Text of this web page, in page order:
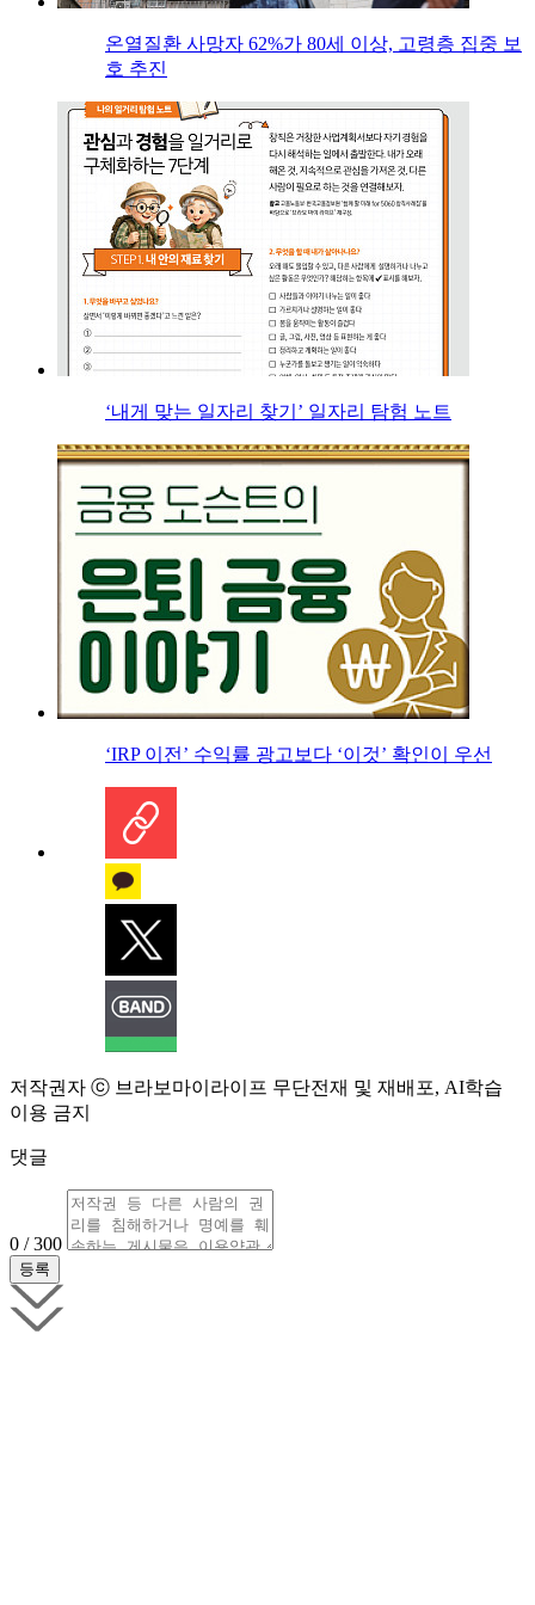
온열질환 사망자 62%가 80세 이상, 고령층 집중 보
호 추진
‘내게 맞는 일자리 찾기’ 일자리 탐험 노트
‘IRP 이전’ 수익률 광고보다 ‘이것’ 확인이 우선
저작권자 ⓒ 브라보마이라이프 무단전재 및 재배포, AI학습
이용 금지
댓글
0 / 300